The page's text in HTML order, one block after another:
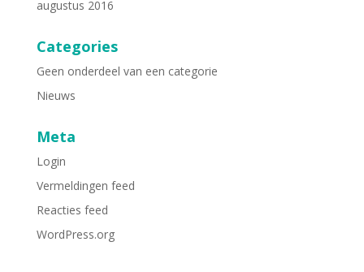
augustus 2016
Categories
Geen onderdeel van een categorie
Nieuws
Meta
Login
Vermeldingen feed
Reacties feed
WordPress.org